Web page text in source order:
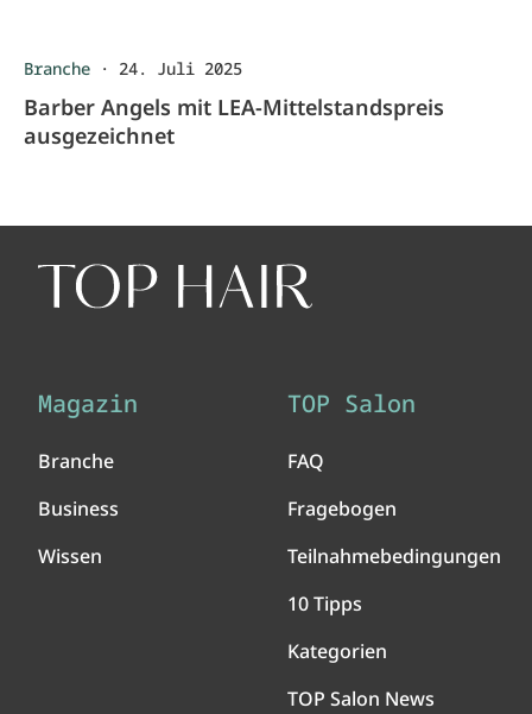
Branche · 24. Juli 2025
Barber Angels mit LEA-Mittelstandspreis
ausgezeichnet
Magazin
Branche
Business
Wissen
TOP Salon
FAQ
Fragebogen
Teilnahmebedingungen
10 Tipps
Kategorien
TOP Salon News